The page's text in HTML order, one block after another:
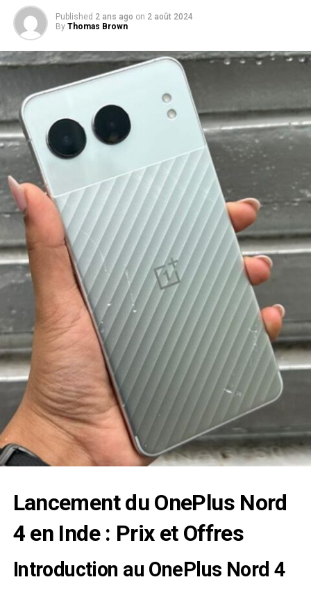
Published 2 ans ago on 2 août 2024
By Thomas Brown
Lancement du OnePlus Nord
4 en Inde: Prix et Offres
Introduction au OnePlus Nord 4